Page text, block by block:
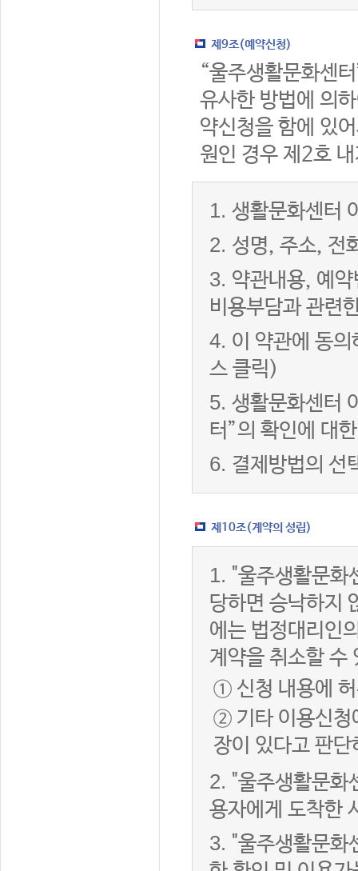
제9조(예약신청)
“울주생활문화센
유사한 방법에 의
약신청을 함에 있
원인 경우 제2호
1. 생활문화센터
2. 성명, 주소, 전
3. 약관내용, 예
비용부담과 관련
4. 이 약관에 동
스 클릭)
5. 생활문화센터
터”의 확인에 대
6. 결제방법의 선
제10조(계약의 성립)
1. "울주생활문화
당하면 승낙하지
에는 법정대리인
계약을 취소할 수
① 신청 내용에
② 기타 이용신청
장이 있다고 판단
2. "울주생활문화
용자에게 도착한
3. "울주생활문화